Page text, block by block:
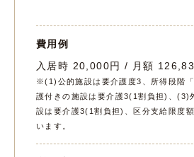
費用例
入居時 20,000円 / 月額
※(1)公的施設は要介護度3、所得段階
護付きの施設は要介護3(1割負担)、(3)
設は要介護3(1割負担)、区分支給限度
います。